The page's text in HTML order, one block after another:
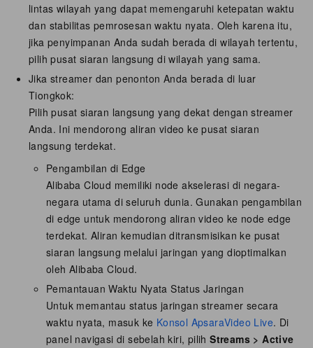
lintas wilayah yang dapat memengaruhi ketepatan waktu
dan stabilitas pemrosesan waktu nyata. Oleh karena itu,
jika penyimpanan Anda sudah berada di wilayah tertentu,
pilih pusat siaran langsung di wilayah yang sama.
Jika streamer dan penonton Anda berada di luar
Tiongkok:
Pilih pusat siaran langsung yang dekat dengan streamer
Anda. Ini mendorong aliran video ke pusat siaran
langsung terdekat.
Pengambilan di Edge
Alibaba Cloud memiliki node akselerasi di negara-
negara utama di seluruh dunia. Gunakan pengambilan
di edge untuk mendorong aliran video ke node edge
terdekat. Aliran kemudian ditransmisikan ke pusat
siaran langsung melalui jaringan yang dioptimalkan
oleh Alibaba Cloud.
Pemantauan Waktu Nyata Status Jaringan
Untuk memantau status jaringan streamer secara
waktu nyata, masuk ke Konsol ApsaraVideo Live. Di
panel navigasi di sebelah kiri, pilihStreams >Active